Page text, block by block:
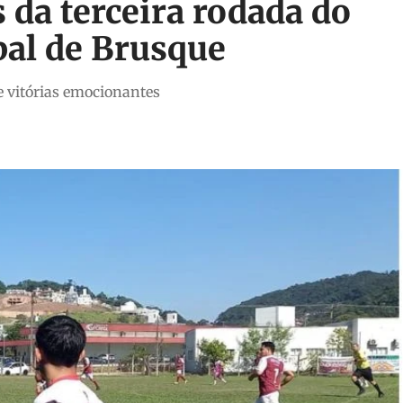
terceira rodada do
de Brusque
vitórias emocionantes